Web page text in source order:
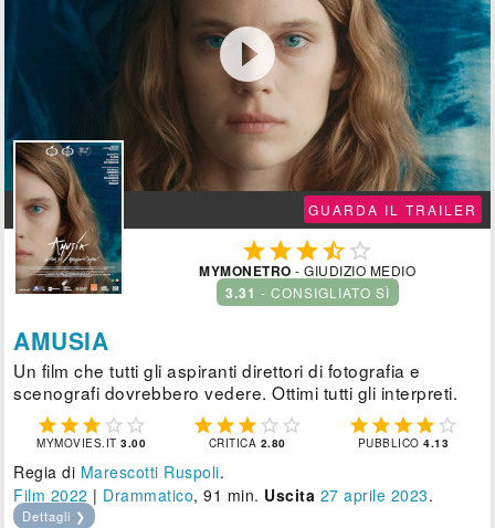

GUARDA IL TRAILER
 
MYMONETRO - GIUDIZIO MEDIO
3.31 - CONSIGLIATO SÌ
AMUSIA
Un film che tutti gli aspiranti direttori di fotografia e
scenografi dovrebbero vedere. Ottimi tutti gli interpreti.
    
MYMOVIES.IT3.00
    
CRITICA 2.80
    
PUBBLICO4.13
Regia di Marescotti Ruspoli.
Film 2022 | Drammatico, 91 min. Uscita 27 aprile 2023.
Dettagli ❯